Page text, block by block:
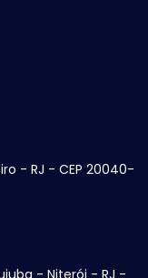
- RJ - CEP 20040-
- Niterói - RJ -